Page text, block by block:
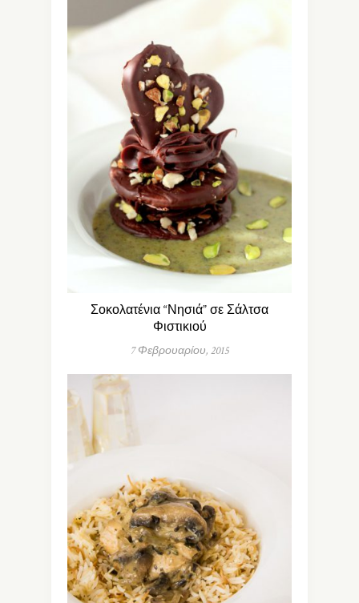
Σοκολατένια “Νησιά” σε Σάλτσα
Φιστικιού
7 Φεβρουαρίου, 2015